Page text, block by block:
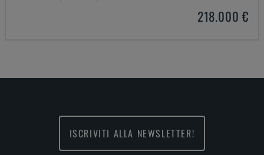
218.000 €
ISCRIVITI ALLA NEWSLETTER!